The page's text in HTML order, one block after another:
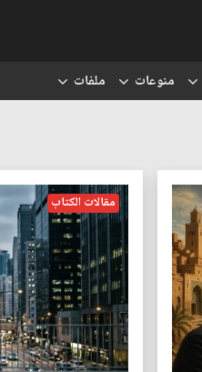
منوعات ملفات
مقالات الكتاب